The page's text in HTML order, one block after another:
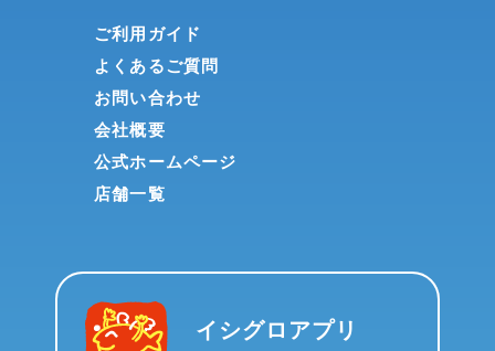
ご利用ガイド
よくあるご質問
お問い合わせ
会社概要
公式ホームページ
店舗一覧
イシグロアプリ